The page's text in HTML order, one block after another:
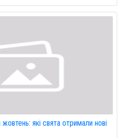
які свята отримали нові